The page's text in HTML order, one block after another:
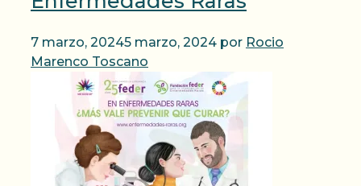
7 marzo, 20245 marzo, 2024 por Rocio
Marenco Toscano